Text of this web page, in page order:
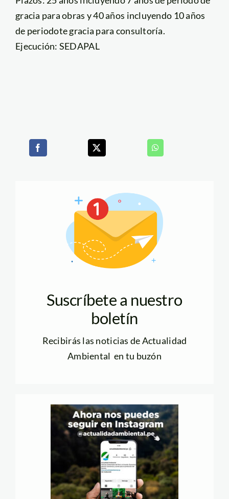
gracia para obras y 40 años incluyendo 10 años
de periodote gracia para consultoría.
Ejecución: SEDAPAL
Suscríbete a nuestro
boletín
Recibirás las noticias de Actualidad
Ambiental en tu buzón